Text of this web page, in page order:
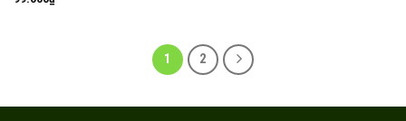
1 2